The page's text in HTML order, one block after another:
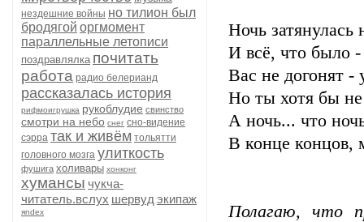
нездешние войны но тилион был
бродягой оргмомент
параллельные летописи
поздравлялка почитать
работа радио белерианд
рассказалась история
рифмоигрушка рукоблудие свинство
смотри на небо снег сно-видение
сэрра так и живём тольятти
головного мозга улиткость
фушига холивары хонконг
хумансы чукча-
читатель.вслух шервуд экипаж
яndex
Ночь затянулась
И всё, что было -
Вас не догонят -
Но ты хотя бы
А ночь... что
В конце концов,
Полагаю, что